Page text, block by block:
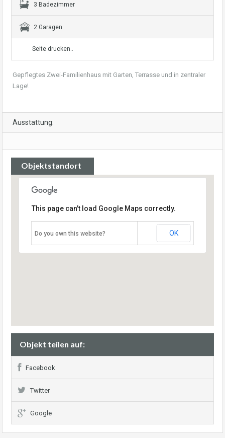
3 Badezimmer
2 Garagen
Seite drucken..
Gepflegtes Zwei-Familienhaus mit Garten, Terrasse und in zentraler
Lage!
Ausstattung:
Objektstandort
This page can't load Google Maps correctly.
Do you own this website? OK
Objekt teilen auf:
Facebook
Twitter
Google